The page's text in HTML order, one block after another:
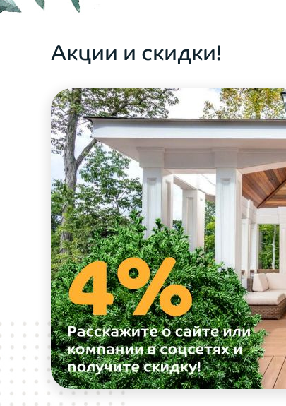
Акции и скидки!